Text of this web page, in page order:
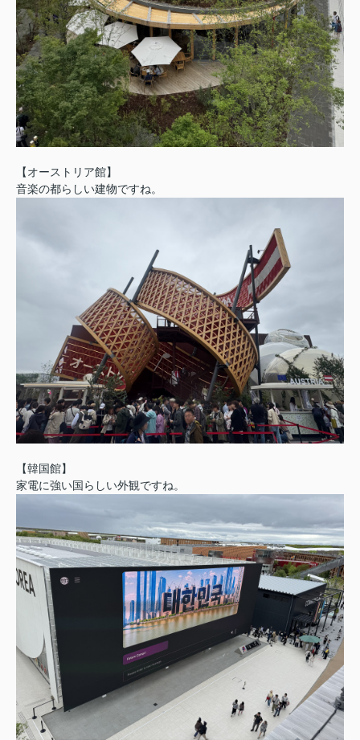
【オーストリア館】
音楽の都らしい建物ですね。
【韓国館】
家電に強い国らしい外観ですね。